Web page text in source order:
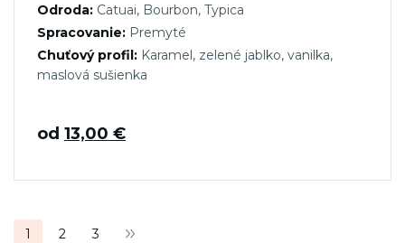
Odroda: Catuai, Bourbon, Typica
Spracovanie: Premyté
Chuťový profil: Karamel, zelené jablko, vanilka,
maslová sušienka
od 13,00 €
1 2 3